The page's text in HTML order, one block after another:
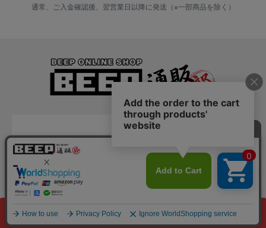
通常、ご入金確認後、翌営業日以降に発送（※一部商品を除く）
会社情報
会社概要
特定商取引法に基づく表記
ご利用案内
よくある質問
copyright BEEP ゲームグッズ通販 all rights reserved.
サイト内の文章、画像などの著作物は株式会社三月うさぎの森に属します。
複製、無断転載を禁止します。
カートに入れる